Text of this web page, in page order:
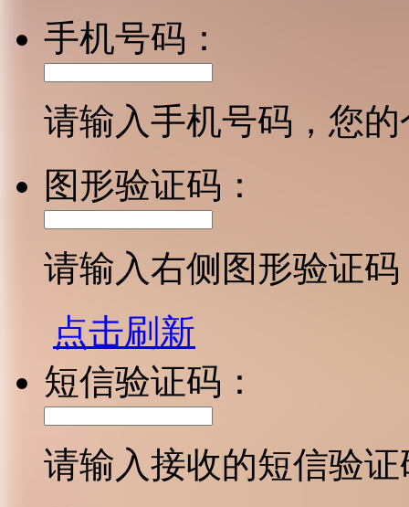
手机号码：
请输入手机号码，您
图形验证码：
请输入右侧图形验证码
点击刷新
短信验证码：
请输入接收的短信验证